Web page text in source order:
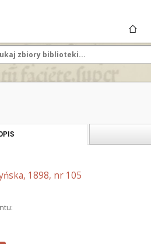
1898, nr 105